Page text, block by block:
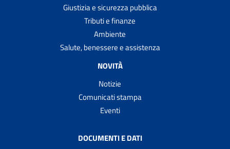
Giustizia e sicurezza pubblica
Tributi e finanze
Ambiente
Salute, benessere e assistenza
NOVITÀ
Notizie
Comunicati stampa
Eventi
DOCUMENTI E DATI